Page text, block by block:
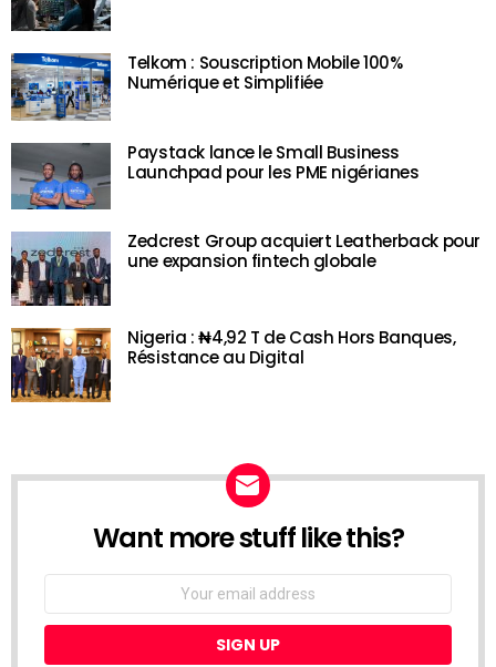
Telkom : Souscription Mobile 100%
Numérique et Simplifiée
Paystack lance le Small Business
Launchpad pour les PME nigérianes
Zedcrest Group acquiert Leatherback pour
une expansion fintech globale
Nigeria : ₦4,92 T de Cash Hors Banques,
Résistance au Digital
NEWSLETTER
Want more stuff like this?
Email